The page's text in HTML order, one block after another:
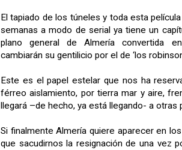
El tapiado de los túneles y toda esta
semanas a modo de serial ya tiene un
plano general de Almería convertida
cambiarán su gentilicio por el de ‘los
Este es el papel estelar que nos ha
férreo aislamiento, por tierra mar y aire,
llegará –de hecho, ya está llegando- a otras
Si finalmente Almería quiere aparecer en
que sacudirnos la resignación de una vez